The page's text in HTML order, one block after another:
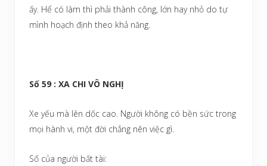
ấy. Hể có làm thì phải thành công, lớn hay nhỏ do tự
mình hoạch định theo khả năng.
Số 59 : XA CHI VÔ NGHỊ
Xe yếu mà lên dốc cao. Người không có bền sức trong
mọi hành vi, một đời chẳng nên việc gì.
Số của người bất tài: